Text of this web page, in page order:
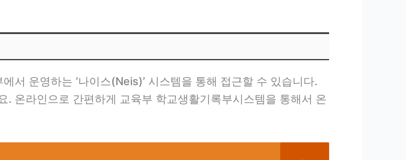
서 운영하는 ‘나이스(Neis)’ 시스템을 통해 접근할 수 있습니다.
온라인으로 간편하게 교육부 학교생활기록부시스템을 통해서 온